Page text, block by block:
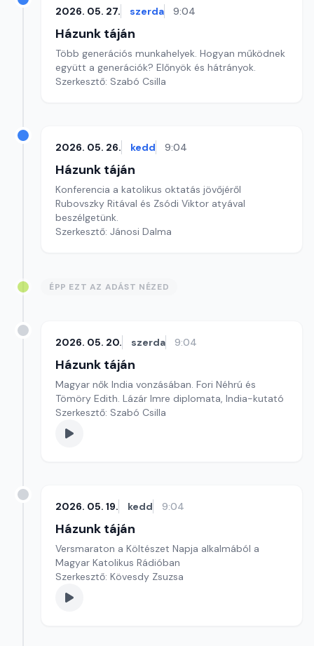
2026. 05. 27. szerda 9:04
Házunk táján
Több generációs munkahelyek. Hogyan működnek
együtt a generációk? Előnyök és hátrányok.
Szerkesztő: Szabó Csilla
2026. 05. 26. kedd 9:04
Házunk táján
Konferencia a katolikus oktatás jövőjéről
Rubovszky Ritával és Zsódi Viktor atyával
beszélgetünk.
Szerkesztő: Jánosi Dalma
ÉPP EZT AZ ADÁST NÉZED
2026. 05. 20. szerda 9:04
Házunk táján
Magyar nők India vonzásában. Fori Néhrú és
Tömöry Edith. Lázár Imre diplomata, India-kutató
Szerkesztő: Szabó Csilla
2026. 05. 19. kedd 9:04
Házunk táján
Versmaraton a Költészet Napja alkalmából a
Magyar Katolikus Rádióban
Szerkesztő: Kövesdy Zsuzsa